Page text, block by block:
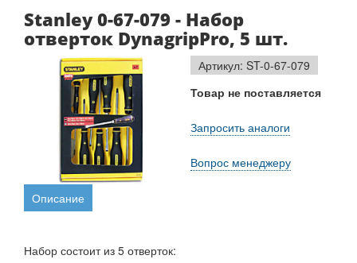
Stanley 0-67-079 - Набор
отверток DynagripPro, 5 шт.
Артикул: ST-0-67-079
Товар не поставляется
Запросить аналоги
Вопрос менеджеру
Описание
Набор состоит из 5 отверток: